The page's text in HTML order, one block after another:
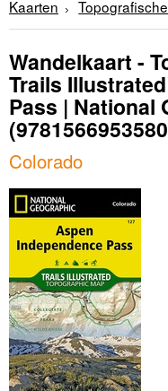
Kaarten
Wandelkaart -
Trails
Pass | National
Colorado